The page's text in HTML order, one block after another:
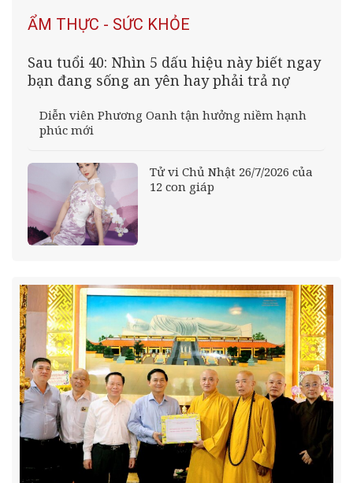
ẨM THỰC - SỨC KHỎE
Sau tuổi 40: Nhìn 5 dấu hiệu này biết ngay
bạn đang sống an yên hay phải trả nợ
Diễn viên Phương Oanh tận hưởng niềm hạnh
phúc mới
Tử vi Chủ Nhật 26/7/2026 của
12 con giáp